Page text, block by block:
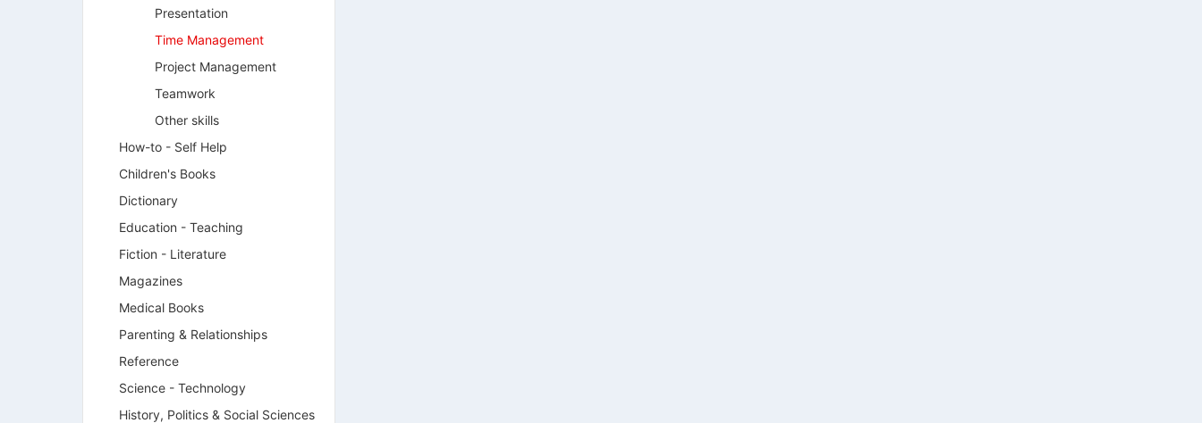
Presentation
Time Management
Project Management
Teamwork
Other skills
How-to - Self Help
Children's Books
Dictionary
Education - Teaching
Fiction - Literature
Magazines
Medical Books
Parenting & Relationships
Reference
Science - Technology
History, Politics & Social Sciences